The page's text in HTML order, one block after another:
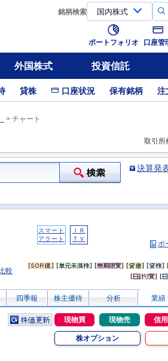
銘柄検索
ポートフォリオ 口座管
外国株式 投資信託
貸株 口座状況 保有銘柄 注
> チャート
取引所
決算発
スマート
アラート
ＩＲ
ＴＶ
ポ
較
四季報 株主優待 分析 業績
現物買 現物売 信
株オプション